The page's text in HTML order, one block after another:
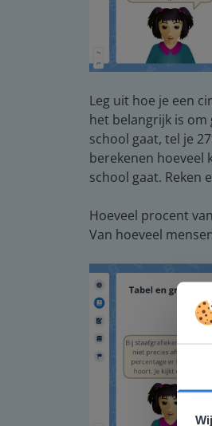
Leg uit hoe je een
het belangrijk is om
school gaat, tel je
berekenen hoeveel
school gaat. Reken
Hoeveel procent
Van hoeveel